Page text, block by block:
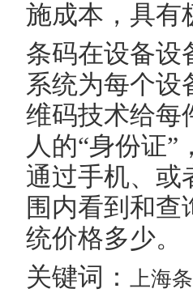
施成本，具有
条码在设备设
系统为每个设
维码技术给每
人的“身份证
通过手机、或
围内看到和
统价格多少。
关键词： 上海